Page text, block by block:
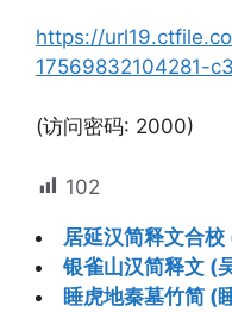
https://
17569832104281-
(访问密码: 2000)
102
居延汉简释文合
银雀山汉简释文 (
睡虎地秦墓竹简 (